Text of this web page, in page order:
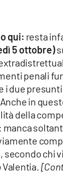
qui: resta
5 ottobre)
penali
i due
in
della
secondo chi
Valentia.